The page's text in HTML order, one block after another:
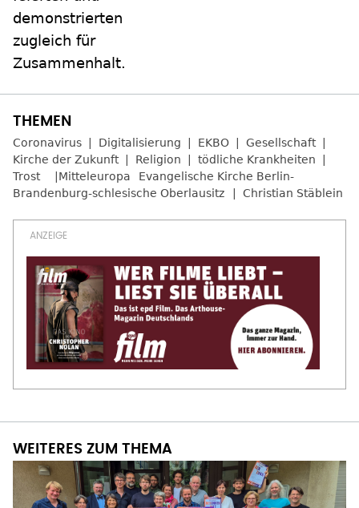
demonstrierten
zugleich für
Zusammenhalt.
Coronavirus Digitalisierung EKBO
Gesellschaft
Kirche der Zukunft
Religion
tödliche Krankheiten
Trost
Mitteleuropa
Evangelische Kirche Berlin-
Brandenburg-schlesische Oberlausitz
Christian Stäblein